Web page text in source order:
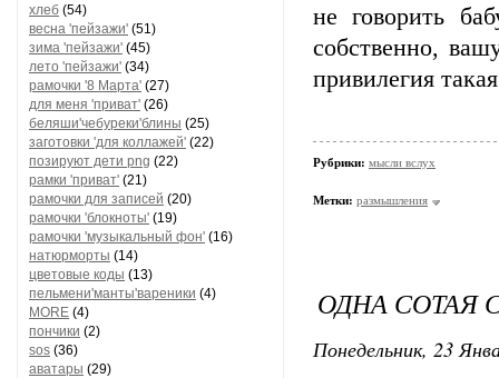
хлеб (54)
весна 'пейзажи' (51)
зима 'пейзажи' (45)
лето 'пейзажи' (34)
рамочки '8 Марта' (27)
для меня 'приват' (26)
беляши'чебуреки'блины (25)
заготовки 'для коллажей' (22)
позируют дети png (22)
рамки 'приват' (21)
рамочки для записей (20)
рамочки 'блокноты' (19)
рамочки 'музыкальный фон' (16)
натюрморты (14)
цветовые коды (13)
пельмени'манты'вареники (4)
MORE (4)
пончики (2)
sos (36)
аватары (29)
не говорить
собственно,
привилегия
Рубрики: мысли вслух
Метки: размышления
ОДНА СОТАЯ
Понедельник, 23